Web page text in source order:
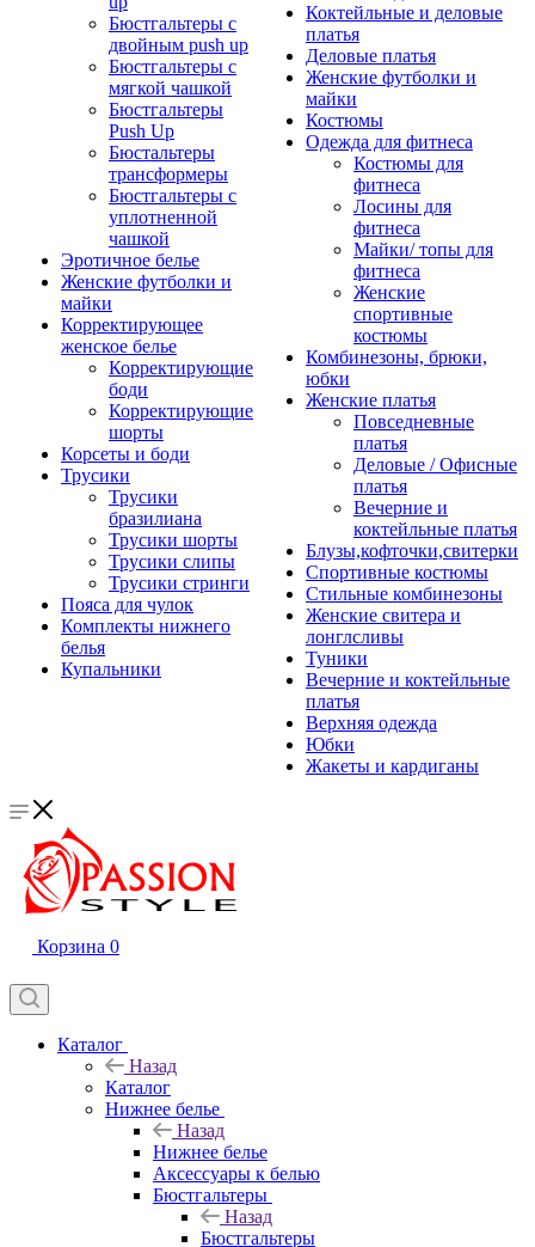
Бюстгальтеры с
двойным push up
Бюстгальтеры с
мягкой чашкой
Бюстгальтеры
Push Up
Бюстальтеры
трансформеры
Бюстгальтеры с
уплотненной
чашкой
Эротичное белье
Женские футболки и
майки
Корректирующее
женское белье
Корректирующие
боди
Корректирующие
шорты
Корсеты и боди
Трусики
Трусики
бразилиана
Трусики шорты
Трусики слипы
Трусики стринги
Пояса для чулок
Комплекты нижнего
белья
Купальники
Коктейльные и деловые
платья
Деловые платья
Женские футболки и
майки
Костюмы
Одежда для фитнеса
Костюмы для
фитнеса
Лосины для
фитнеса
Майки/ топы для
фитнеса
Женские
спортивные
костюмы
Комбинезоны, брюки,
юбки
Женские платья
Повседневные
платья
Деловые / Офисные
платья
Вечерние и
коктейльные платья
Блузы,кофточки,свитерки
Спортивные костюмы
Стильные комбинезоны
Женские свитера и
лонглсливы
Туники
Вечерние и коктейльные
платья
Верхняя одежда
Юбки
Жакеты и кардиганы
Корзина 0
Каталог
Назад
Каталог
Нижнее белье
Назад
Нижнее белье
Аксессуары к белью
Бюстгальтеры
Назад
Бюстгальтеры